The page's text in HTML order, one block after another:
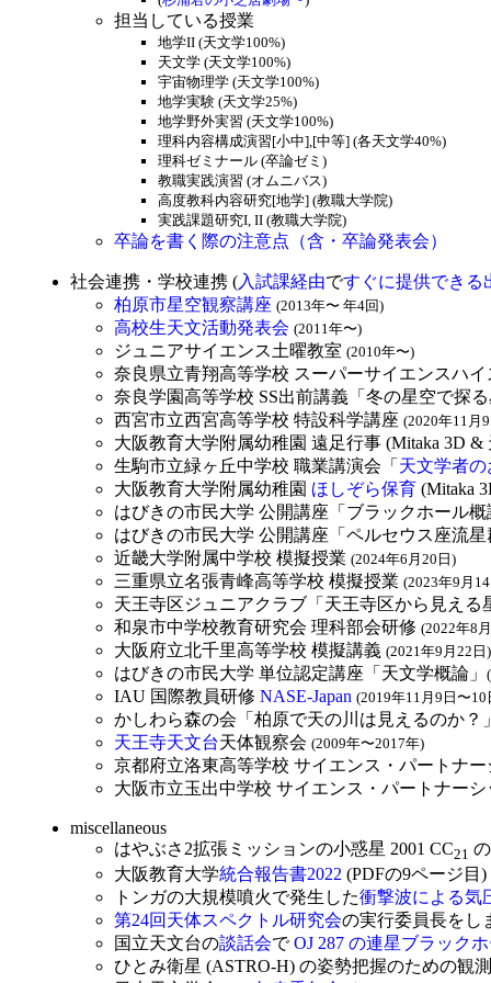
担当している授業
地学II (天文学100%)
天文学 (天文学100%)
宇宙物理学 (天文学100%)
地学実験 (天文学25%)
地学野外実習 (天文学100%)
理科内容構成演習[小中],[中等] (各天文学40%)
理科ゼミナール (卒論ゼミ)
教職実践演習 (オムニバス)
高度教科内容研究[地学] (教職大学院)
実践課題研究I, II (教職大学院)
卒論を書く際の注意点（含・卒論発表会）
社会連携・学校連携 (入試課経由ですぐに提供できる
柏原市星空観察講座 (2013年〜 年4回)
高校生天文活動発表会 (2011年〜)
ジュニアサイエンス土曜教室 (2010年〜)
奈良県立青翔高等学校 スーパーサイエンスハ
奈良学園高等学校 SS出前講義「冬の星空で探
西宮市立西宮高等学校 特設科学講座 (2020年11月
大阪教育大学附属幼稚園 遠足行事 (Mitaka 3D
生駒市立緑ヶ丘中学校 職業講演会「 天文学者の
大阪教育大学附属幼稚園 ほしぞら保育 (Mitaka
はびきの市民大学 公開講座「ブラックホール概
はびきの市民大学 公開講座「ペルセウス座流
近畿大学附属中学校 模擬授業 (2024年6月20日)
三重県立名張青峰高等学校 模擬授業 (2023年9月
天王寺区ジュニアクラブ「天王寺区から見える
和泉市中学校教育研究会 理科部会研修 (2022年8
大阪府立北千里高等学校 模擬講義 (2021年9月22日)
はびきの市民大学 単位認定講座「天文学概論」
IAU 国際教員研修 NASE-Japan (2019年11月9日〜10
かしわら森の会「柏原で天の川は見えるのか？
天王寺天文台天体観察会 (2009年〜2017年)
京都府立洛東高等学校 サイエンス・パートナ
大阪市立玉出中学校 サイエンス・パートナー
miscellaneous
はやぶさ2拡張ミッションの小惑星 2001 CC21
大阪教育大学統合報告書2022 (PDFの9ページ目
トンガの大規模噴火で発生した衝撃波による気
第24回天体スペクトル研究会の実行委員長をし
国立天文台の談話会でOJ 287 の連星ブラック
ひとみ衛星 (ASTRO-H) の姿勢把握のための観